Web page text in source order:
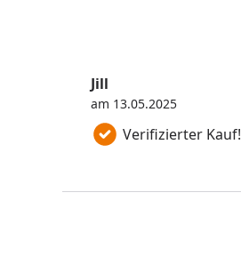
Verifizierter Kauf!
Jill
am 13.05.2025